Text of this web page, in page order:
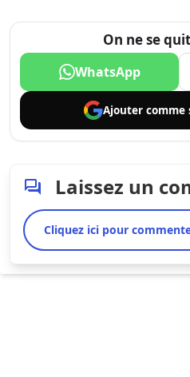
On ne se
WhatsApp
Ajouter comme
Laissez un
Cliquez ici pour